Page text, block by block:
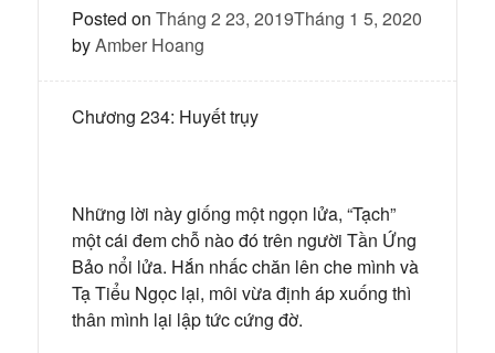
Posted on Tháng 2 23, 2019Tháng 1 5, 2020
byAmber Hoang
Chương 234: Huyết trụy
Những lời này giống một ngọn lửa, “Tạch”
một cái đem chỗ nào đó trên người Tần Ứng
Bảo nổi lửa. Hắn nhấc chăn lên che mình và
Tạ Tiểu Ngọc lại, môi vừa định áp xuống thì
thân mình lại lập tức cứng đờ.